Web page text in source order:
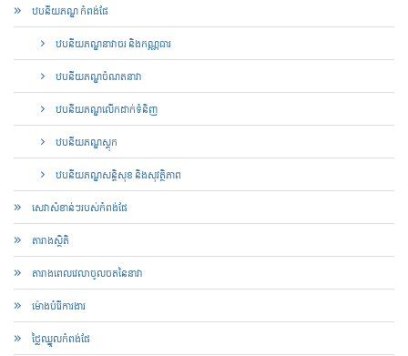
ឋបនីយភណ្ឌ កំពង់ផែ
ឋបនីយភណ្ឌនាវាចរ និងកណ្ណធារ
ឋបនីយភណ្ឌចំណតនាវា
ឋបនីយភណ្ឌលើកដាក់ទំនិញ
ឋបនីយភណ្ឌស្តុក
ឋបនីយភណ្ឌសន្តិសុខ និងសុវត្ថិភាព
សេវាសំខាន់ៗរបស់កំពង់ផែ
តារាងស្ថិតិ
តារាង​ពេល​វេលា​ចូល​ចត​នៃ​នាវា
ម៉ោងបំរើការងារ
ថ្លៃឈ្នួលកំពង់ផែ